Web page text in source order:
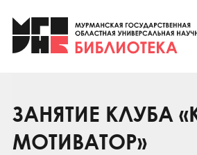
Клуб «Гиря и
Клуб «Семейный
Коллегам
Контакты
ЗАНЯТИЕ КЛУБА
МОТИВАТОР»